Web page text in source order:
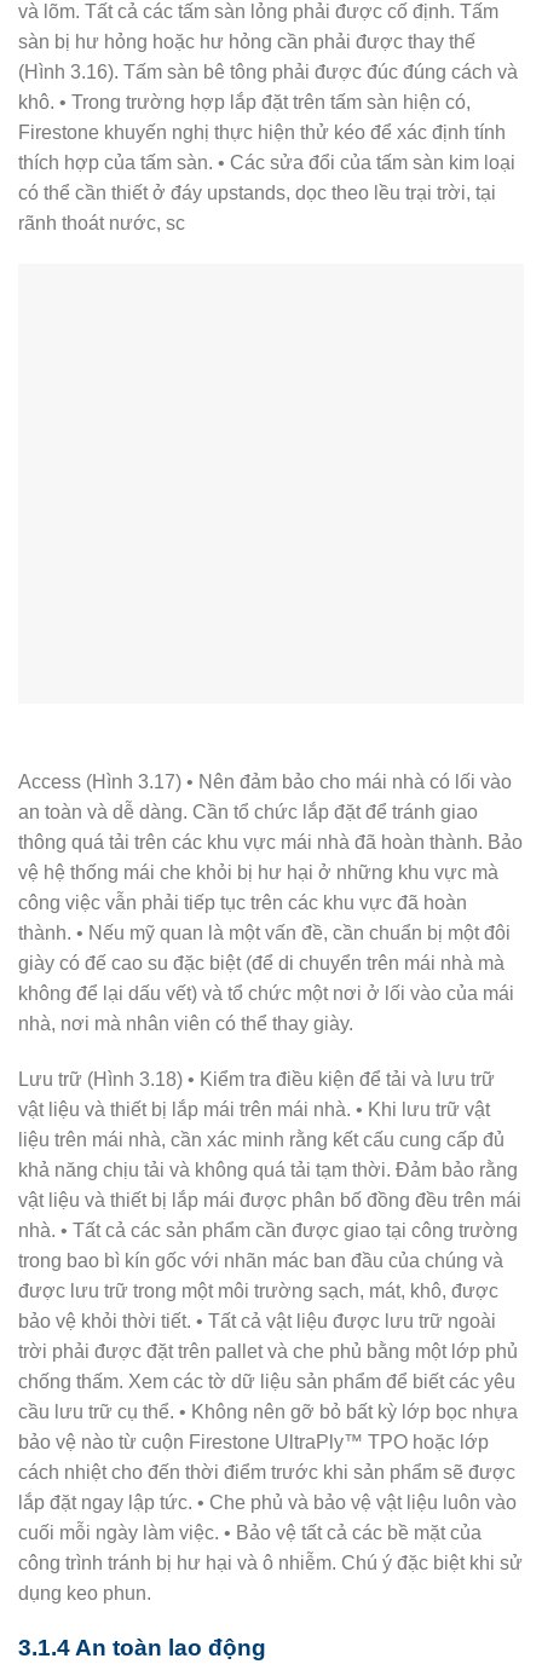
và lõm. Tất cả các tấm sàn lỏng phải được cố định. Tấm
sàn bị hư hỏng hoặc hư hỏng cần phải được thay thế
(Hình 3.16). Tấm sàn bê tông phải được đúc đúng cách và
khô. • Trong trường hợp lắp đặt trên tấm sàn hiện có,
Firestone khuyến nghị thực hiện thử kéo để xác định tính
thích hợp của tấm sàn. • Các sửa đổi của tấm sàn kim loại
có thể cần thiết ở đáy upstands, dọc theo lều trại trời, tại
rãnh thoát nước, sc
Access (Hình 3.17) • Nên đảm bảo cho mái nhà có lối vào
an toàn và dễ dàng. Cần tổ chức lắp đặt để tránh giao
thông quá tải trên các khu vực mái nhà đã hoàn thành. Bảo
vệ hệ thống mái che khỏi bị hư hại ở những khu vực mà
công việc vẫn phải tiếp tục trên các khu vực đã hoàn
thành. • Nếu mỹ quan là một vấn đề, cần chuẩn bị một đôi
giày có đế cao su đặc biệt (để di chuyển trên mái nhà mà
không để lại dấu vết) và tổ chức một nơi ở lối vào của mái
nhà, nơi mà nhân viên có thể thay giày.
Lưu trữ (Hình 3.18) • Kiểm tra điều kiện để tải và lưu trữ
vật liệu và thiết bị lắp mái trên mái nhà. • Khi lưu trữ vật
liệu trên mái nhà, cần xác minh rằng kết cấu cung cấp đủ
khả năng chịu tải và không quá tải tạm thời. Đảm bảo rằng
vật liệu và thiết bị lắp mái được phân bố đồng đều trên mái
nhà. • Tất cả các sản phẩm cần được giao tại công trường
trong bao bì kín gốc với nhãn mác ban đầu của chúng và
được lưu trữ trong một môi trường sạch, mát, khô, được
bảo vệ khỏi thời tiết. • Tất cả vật liệu được lưu trữ ngoài
trời phải được đặt trên pallet và che phủ bằng một lớp phủ
chống thấm. Xem các tờ dữ liệu sản phẩm để biết các yêu
cầu lưu trữ cụ thể. • Không nên gỡ bỏ bất kỳ lớp bọc nhựa
bảo vệ nào từ cuộn Firestone UltraPly™ TPO hoặc lớp
cách nhiệt cho đến thời điểm trước khi sản phẩm sẽ được
lắp đặt ngay lập tức. • Che phủ và bảo vệ vật liệu luôn vào
cuối mỗi ngày làm việc. • Bảo vệ tất cả các bề mặt của
công trình tránh bị hư hại và ô nhiễm. Chú ý đặc biệt khi sử
dụng keo phun.
3.1.4 An toàn lao động